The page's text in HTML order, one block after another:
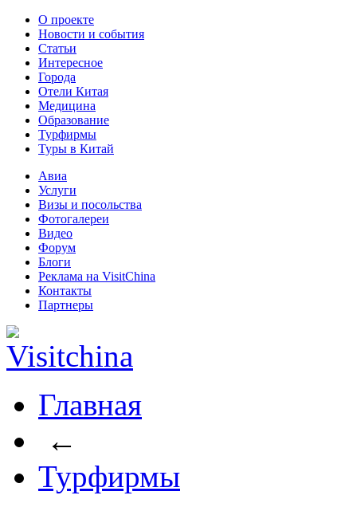
О проекте
Новости и события
Статьи
Интересное
Города
Отели Китая
Медицина
Образование
Турфирмы
Туры в Китай
Авиа
Услуги
Визы и посольства
Фотогалереи
Видео
Форум
Блоги
Реклама на VisitChina
Контакты
Партнеры
Главная
←
Турфирмы